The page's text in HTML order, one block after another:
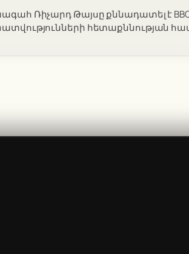
Ռիչարդ Թայսը քննադատել է
հետաքննության